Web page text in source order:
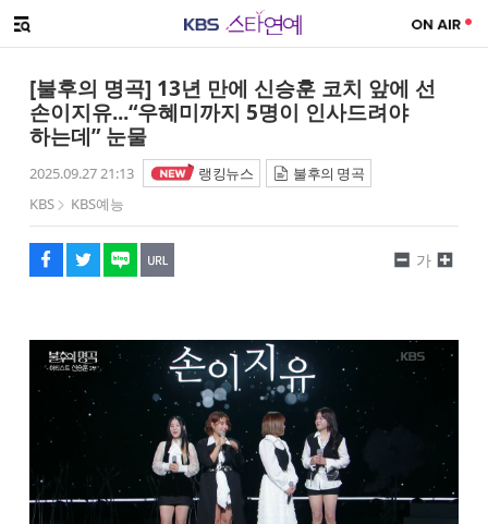
메뉴 열기
[불후의 명곡] 13년 만에 신승훈 코치 앞에 선
손이지유...“우혜미까지 5명이 인사드려야
하는데” 눈물
2025.09.27 21:13 랭킹뉴스
불후의 명곡
KBS
KBS예능
페이스북
트위터
네이버
URL복사
글씨 작게보기
가
글씨 크게보기